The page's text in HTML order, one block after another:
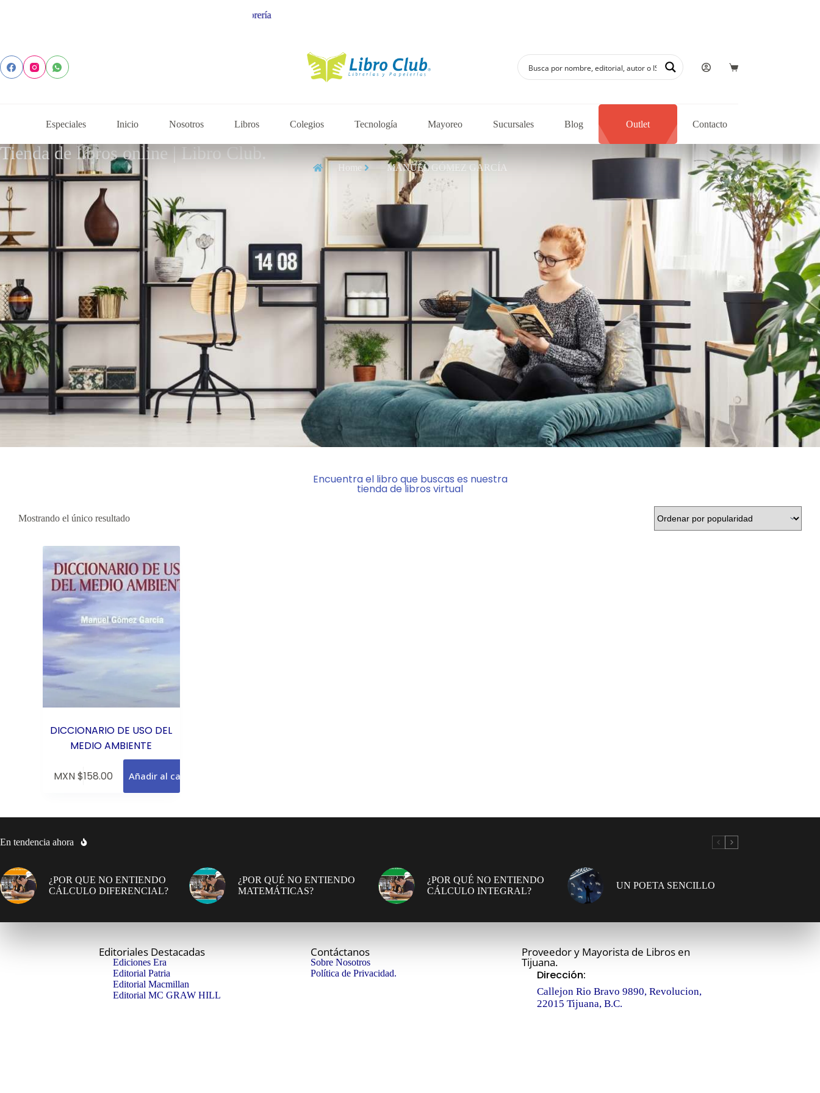
Especiales Inicio Nosotros Libros Colegios Tecnología Mayoreo Sucursales Blog Outlet Contacto
Tienda de libros online | Libro Club.
Home MANUEL GÓMEZ GARCÍA
Encuentra el libro que buscas es nuestra
tienda de libros virtual
Mostrando el único resultado
DICCIONARIO DE USO DEL
MEDIO AMBIENTE
MXN $158.00 Añadir al carrito
En tendencia ahora
¿POR QUE NO ENTIENDO
CÁLCULO DIFERENCIAL?
¿POR QUÉ NO ENTIENDO
MATEMÁTICAS?
¿POR QUÉ NO ENTIENDO
CÁLCULO INTEGRAL?
UN POETA SENCILLO
Editoriales Destacadas
Ediciones Era
Editorial Patria
Editorial Macmillan
Editorial MC GRAW HILL
Contáctanos
Sobre Nosotros
Política de Privacidad.
Proveedor y Mayorista de Libros en
Tijuana.
Dirección:
Callejon Rio Bravo 9890, Revolucion,
22015 Tijuana, B.C.